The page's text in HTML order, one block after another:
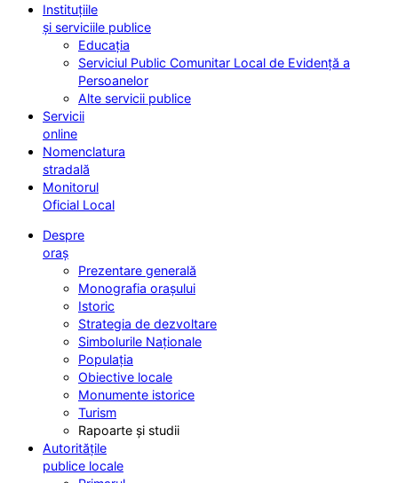
Instituțiile
și serviciile publice
Educația
Serviciul Public Comunitar Local de Evidență a
Persoanelor
Alte servicii publice
Servicii
online
Nomenclatura
stradală
Monitorul
Oficial Local
Despre
oraș
Prezentare generală
Monografia orașului
Istoric
Strategia de dezvoltare
Simbolurile Naționale
Populația
Obiective locale
Monumente istorice
Turism
Rapoarte și studii
Autoritățile
publice locale